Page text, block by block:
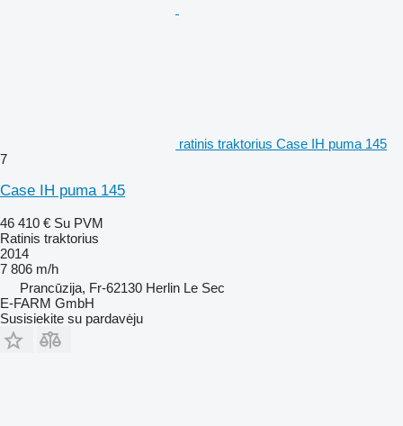
ratinis traktorius Case IH puma 145
7
Case IH puma 145
46 410 € Su PVM
Ratinis traktorius
2014
7 806 m/h
Prancūzija, Fr-62130 Herlin Le Sec
E-FARM GmbH
Susisiekite su pardavėju